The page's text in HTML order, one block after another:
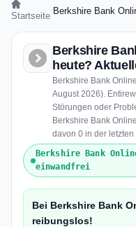
Startseite Berkshire Bank
Berkshire
heute?
Berkshire Bank
August 2026).
Störungen oder
Berkshire Bank
davon 0 in der letzten
Berkshire Bank
einwandfrei
Bei Berkshire Bank
reibungslos!